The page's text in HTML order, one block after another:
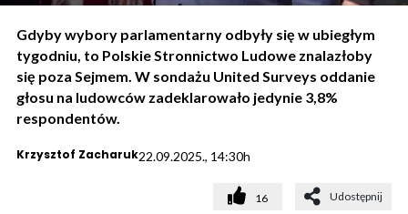
Gdyby wybory parlamentarny odbyły się w ubiegłym
tygodniu, to Polskie Stronnictwo Ludowe znalazłoby
się poza Sejmem. W sondażu United Surveys oddanie
głosu na ludowców zadeklarowało jedynie 3,8%
respondentów.
Krzysztof Zacharuk22.09.2025., 14:30h
16 Udostępnij